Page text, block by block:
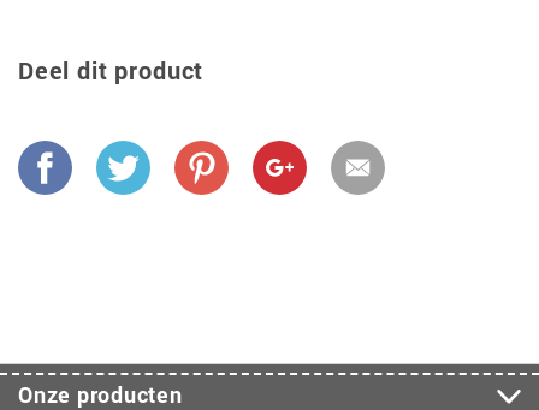
Deel dit product
Onze producten